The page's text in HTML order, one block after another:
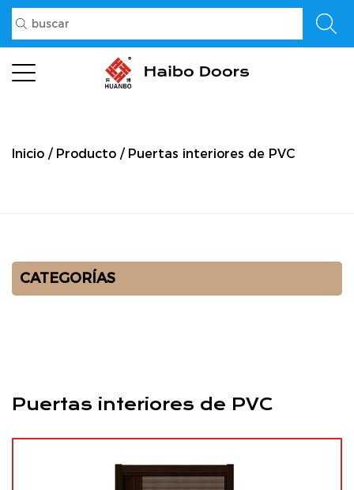
Inicio / Producto / Puertas interiores de PVC
CATEGORÍAS
Puertas interiores de PVC